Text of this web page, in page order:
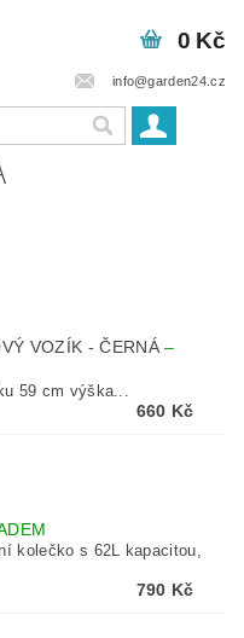
info@garden24.cz
0 Kč
VOZÍK - ČERNÁ–
59 cm výška...
660 Kč
kolečko s 62L kapacitou,
790 Kč